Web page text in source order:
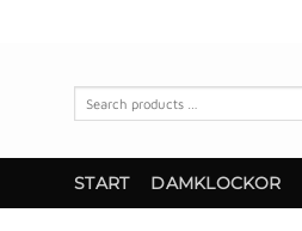
START DAMKLOCKOR